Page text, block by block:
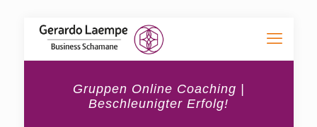
Gruppen Online Coaching |
Beschleunigter Erfolg!